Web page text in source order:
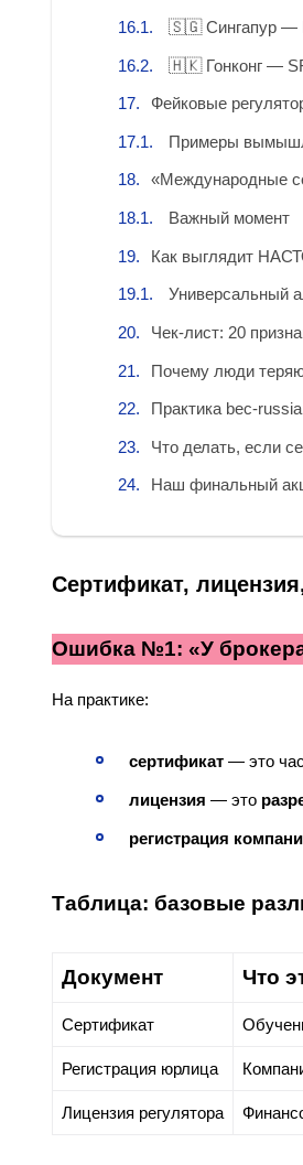
🇸🇬 Сингапур —
🇭🇰 Гонконг —
Фейковые
Примеры
«Международные
Важный момент
Как выглядит
Универсальный
Чек-лист: 20
Почему люди
Практика bec-
Что делать, если
Наш финальный
Сертификат,
Ошибка №1: «У
На практике:
сертификат — это
лицензия — это
регистрация
Таблица: базовые
Документ Что
Сертификат
Регистрация юрлица
Лицензия регулятора